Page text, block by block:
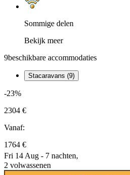
Sommige delen
Bekijk meer
9beschikbare accommodaties
Stacaravans (9)
-23%
2304 €
Vanaf:
1764 €
Fri 14 Aug - 7 nachten,
2 volwassenen